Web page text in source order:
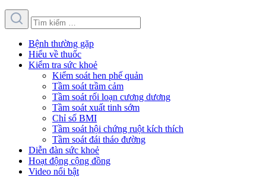
Bệnh thường gặp
Hiểu về thuốc
Kiểm tra sức khoẻ
Kiểm soát hen phế quản
Tầm soát trầm cảm
Tầm soát rối loạn cương dương
Tầm soát xuất tinh sớm
Chỉ số BMI
Tầm soát hội chứng ruột kích thích
Tầm soát đái tháo đường
Diễn đàn sức khoẻ
Hoạt động cộng đồng
Video nổi bật